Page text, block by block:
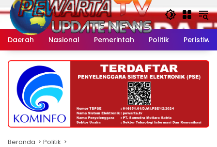
Langsung
ke
konten
Daerah
Nasional Pemerintah Politik Peristiwa
Beranda Politik